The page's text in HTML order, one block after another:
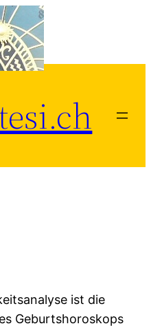
ist die
Geburtshoroskops